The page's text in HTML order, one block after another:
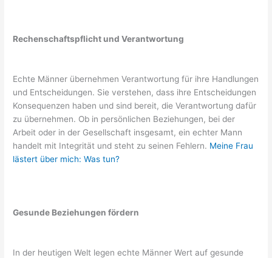
Rechenschaftspflicht und Verantwortung
Echte Männer übernehmen Verantwortung für ihre Handlungen
und Entscheidungen. Sie verstehen, dass ihre Entscheidungen
Konsequenzen haben und sind bereit, die Verantwortung dafür
zu übernehmen. Ob in persönlichen Beziehungen, bei der
Arbeit oder in der Gesellschaft insgesamt, ein echter Mann
handelt mit Integrität und steht zu seinen Fehlern. Meine Frau
lästert über mich: Was tun?
Gesunde Beziehungen fördern
In der heutigen Welt legen echte Männer Wert auf gesunde